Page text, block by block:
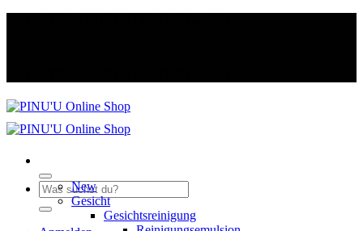
Suche
nach:
New
Gesicht
Gesichtsreinigung